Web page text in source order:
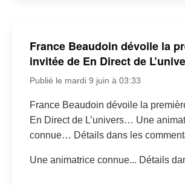
France Beaudoin dévoile la
invitée de En Direct de
Publié le mardi 9 juin à 03:33
France Beaudoin dévoile la
En Direct de L’univers… Une
connue… Détails dans les
Une animatrice connue... Détails